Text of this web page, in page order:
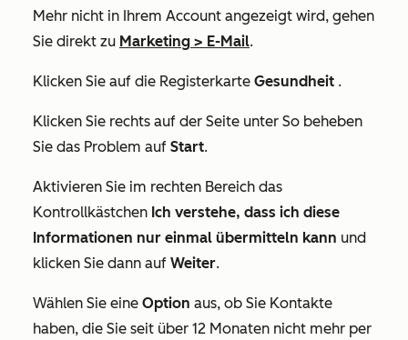
Mehr nicht in Ihrem Account angezeigt wird, gehen
Sie direkt zu Marketing > E-Mail.
Klicken Sie auf die Registerkarte Gesundheit .
Klicken Sie rechts auf der Seite unter So beheben
Sie das Problem auf Start.
Aktivieren Sie im rechten Bereich das
Kontrollkästchen Ich verstehe, dass ich diese
Informationen nur einmal übermitteln kann und
klicken Sie dann auf Weiter.
Wählen Sie eine Option aus, ob Sie Kontakte
haben, die Sie seit über 12 Monaten nicht mehr per